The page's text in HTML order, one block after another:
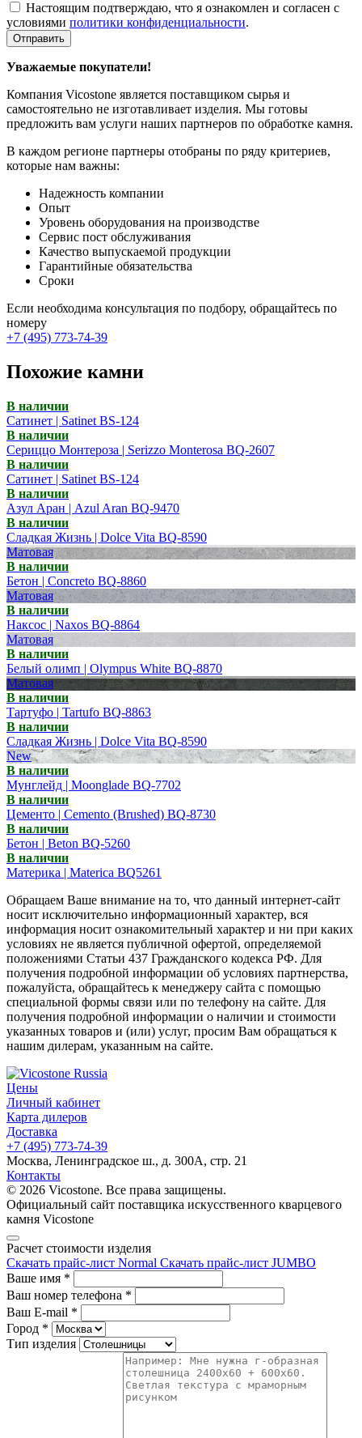
Настоящим подтверждаю, что я ознакомлен и согласен с
условиями политики конфиденциальности.
Отправить
Уважаемые покупатели!
Компания Vicostone является поставщиком сырья и
самостоятельно не изготавливает изделия. Мы готовы
предложить вам услуги наших партнеров по обработке камня.
В каждом регионе партнеры отобраны по ряду критериев,
которые нам важны:
Надежность компании
Опыт
Уровень оборудования на производстве
Сервис пост обслуживания
Качество выпускаемой продукции
Гарантийные обязательства
Сроки
Если необходима консультация по подбору, обращайтесь по
номеру
+7 (495) 773-74-39
Похожие камни
В наличии
Сатинет | Satinet BS-124
В наличии
Сериццо Монтероза | Serizzo Monterosa BQ-2607
В наличии
Сатинет | Satinet BS-124
В наличии
Азул Аран | Azul Aran BQ-9470
В наличии
Сладкая Жизнь | Dolce Vita BQ-8590
Матовая
В наличии
Бетон | Concreto BQ-8860
Матовая
В наличии
Наксос | Naxos BQ-8864
Матовая
В наличии
Белый олимп | Olympus White BQ-8870
Матовая
В наличии
Тартуфо | Tartufo BQ-8863
В наличии
Сладкая Жизнь | Dolce Vita BQ-8590
New
В наличии
Мунглейд | Moonglade BQ-7702
В наличии
Цементо | Cemento (Brushed) BQ-8730
В наличии
Бетон | Beton BQ-5260
В наличии
Материка | Materica BQ5261
Обращаем Ваше внимание на то, что данный интернет-сайт
носит исключительно информационный характер, вся
информация носит ознакомительный характер и ни при каких
условиях не является публичной офертой, определяемой
положениями Статьи 437 Гражданского кодекса РФ. Для
получения подробной информации об условиях партнерства,
пожалуйста, обращайтесь к менеджеру сайта с помощью
специальной формы связи или по телефону на сайте. Для
получения подробной информации о наличии и стоимости
указанных товаров и (или) услуг, просим Вам обращаться к
нашим дилерам, указанным на сайте.
Цены
Личный кабинет
Карта дилеров
Доставка
+7 (495) 773-74-39
Москва, Ленинградское ш., д. 300А, стр. 21
Контакты
© 2026 Vicostone. Все права защищены.
Официальный сайт поставщика искусственного кварцевого
камня Vicostone
Расчет стоимости изделия
Скачать прайс-лист Normal Скачать прайс-лист JUMBO
Ваше имя *
Ваш номер телефона *
Ваш E-mail *
Город *
Тип изделия